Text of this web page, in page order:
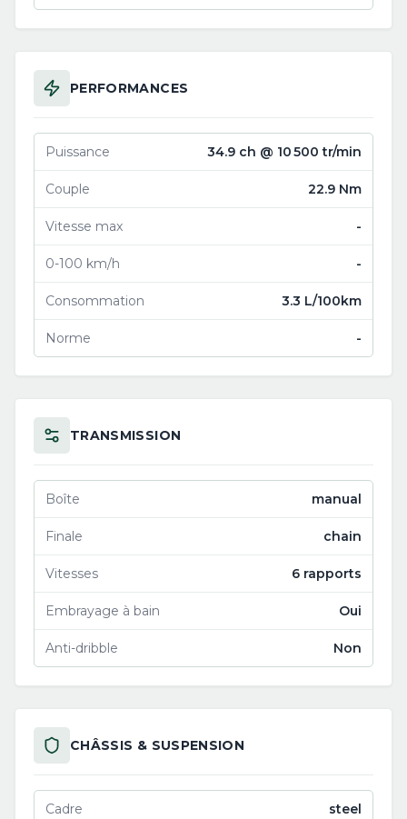
PERFORMANCES
Puissance 34.9 ch @ 10 500 tr/min
Couple 22.9 Nm
Vitesse max -
0-100 km/h -
Consommation 3.3 L/100km
Norme -
TRANSMISSION
Boîte manual
Finale chain
Vitesses 6 rapports
Embrayage à bain Oui
Anti-dribble Non
CHÂSSIS & SUSPENSION
Cadre steel